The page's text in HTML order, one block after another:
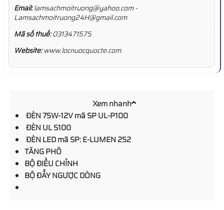
Email:lamsachmoitruong@yahoo.com -
Lamsachmoitruong24H@gmail.com
Mã số thuế:0313471575
Website: www.locnuocquocte.com
Xem nhanh
ĐÈN 75W-12V mã SP UL-P100
ĐÈN UL S100
ĐÈN LED mã SP: E-LUMEN 252
TĂNG PHÔ
BỘ ĐIỀU CHỈNH
BỘ ĐẨY NGƯỢC DÒNG